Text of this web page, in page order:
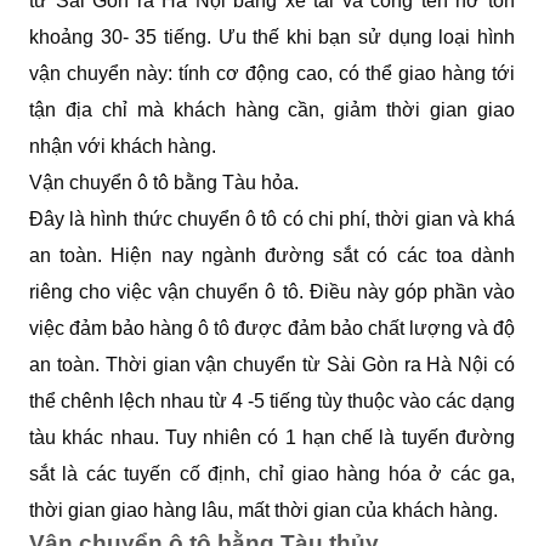
khoảng 30- 35 tiếng. Ưu thế khi bạn sử dụng loại hình
vận chuyển này: tính cơ động cao, có thể giao hàng tới
tận địa chỉ mà khách hàng cần, giảm thời gian giao
nhận với khách hàng.
Vận chuyển ô tô bằng Tàu hỏa.
Đây là hình thức chuyển ô tô có chi phí, thời gian và khá
an toàn. Hiện nay ngành đường sắt có các toa dành
riêng cho việc vận chuyển ô tô. Điều này góp phần vào
việc đảm bảo hàng ô tô được đảm bảo chất lượng và độ
an toàn. Thời gian vận chuyển từ Sài Gòn ra Hà Nội có
thể chênh lệch nhau từ 4 -5 tiếng tùy thuộc vào các dạng
tàu khác nhau. Tuy nhiên có 1 hạn chế là tuyến đường
sắt là các tuyến cố định, chỉ giao hàng hóa ở các ga,
thời gian giao hàng lâu, mất thời gian của khách hàng.